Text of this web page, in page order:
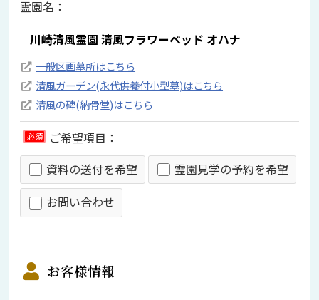
霊園名：
一般区画墓所はこちら
清風ガーデン(永代供養付小型墓)はこちら
清風の碑(納骨堂)はこちら
必須
ご希望項目：
資料の送付を希望
霊園見学の予約を希望
お問い合わせ
お客様情報